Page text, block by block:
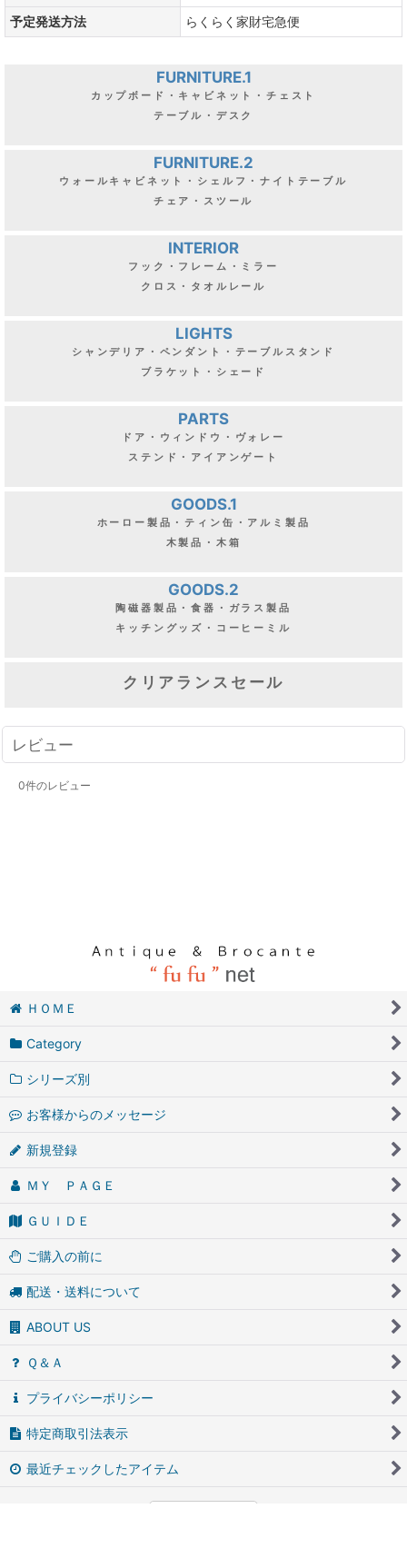
予定発送方法
らくらく家財宅急便
FURNITURE.1
カップボード・キャビネット・チェスト
テーブル・デスク
FURNITURE.2
ウォールキャビネット・シェルフ・ナイトテーブル
チェア・スツール
INTERIOR
フック・フレーム・ミラー
クロス・タオルレール
LIGHTS
シャンデリア・ペンダント・テーブルスタンド
ブラケット・シェード
PARTS
ドア・ウィンドウ・ヴォレー
ステンド・アイアンゲート
GOODS.1
ホーロー製品・ティン缶・アルミ製品
木製品・木箱
GOODS.2
陶磁器製品・食器・ガラス製品
キッチングッズ・コーヒーミル
クリアランスセール
レビュー
0件のレビュー
ＨＯＭＥ
Category
シリーズ別
お客様からのメッセージ
新規登録
ＭＹ ＰＡＧＥ
ＧＵＩＤＥ
ご購入の前に
配送・送料について
ABOUT US
Ｑ＆Ａ
プライバシーポリシー
特定商取引法表示
最近チェックしたアイテム